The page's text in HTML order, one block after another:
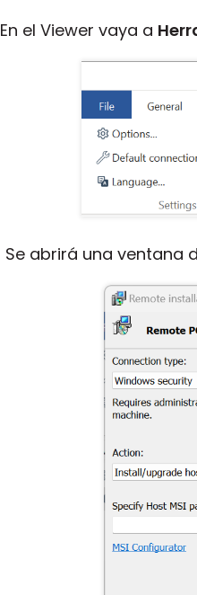
En el Viewer vaya a
Se abrirá una ventana